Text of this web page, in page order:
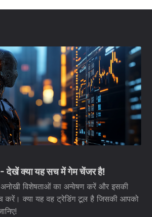
क्या यह सच में गेम चेंजर है!
विशेषताओं का अन्वेषण करें और इसकी
करें। क्या यह वह ट्रेडिंग टूल है जिसकी आपको